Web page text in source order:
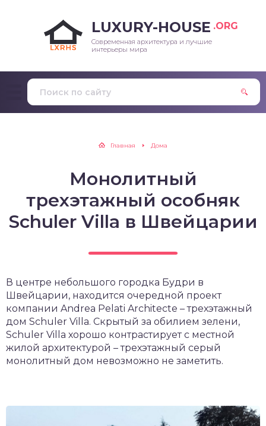
LUXURY-HOUSE .ORG
Современная архитектура и лучшие
интерьеры мира
Главная Дома
Монолитный
трехэтажный особняк
Schuler Villa в Швейцарии
В центре небольшого городка Будри в
Швейцарии, находится очередной проект
компании Andrea Pelati Architecte – трехэтажный
дом Schuler Villa. Скрытый за обилием зелени,
Schuler Villa хорошо контрастирует с местной
жилой архитектурой – трехэтажный серый
монолитный дом невозможно не заметить.